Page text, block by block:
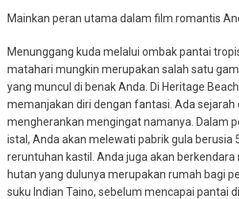
Mainkan peran utama dalam film romantis
Menunggang kuda melalui ombak pantai
matahari mungkin merupakan salah satu
yang muncul di benak Anda. Di Heritage
memanjakan diri dengan fantasi. Ada sejarah
mengherankan mengingat namanya. Dalam
istal, Anda akan melewati pabrik gula berusia
reruntuhan kastil. Anda juga akan
hutan yang dulunya merupakan rumah bagi
suku Indian Taino, sebelum mencapai pantai